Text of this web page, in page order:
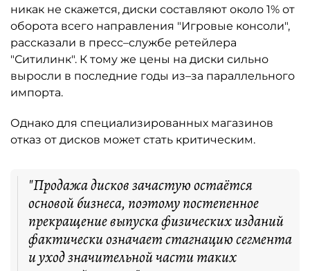
никак не скажется, диски составляют около 1% от
оборота всего направления "Игровые консоли",
рассказали в пресс–службе ретейлера
"Ситилинк". К тому же цены на диски сильно
выросли в последние годы из–за параллельного
импорта.
Однако для специализированных магазинов
отказ от дисков может стать критическим.
"Продажа дисков зачастую остаётся
основой бизнеса, поэтому постепенное
прекращение выпуска физических изданий
фактически означает стагнацию сегмента
и уход значительной части таких